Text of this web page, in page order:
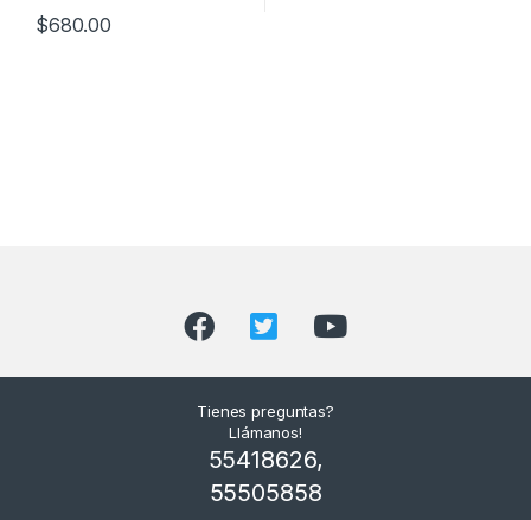
$680.00
Tienes preguntas?
Llámanos!
55418626,
55505858